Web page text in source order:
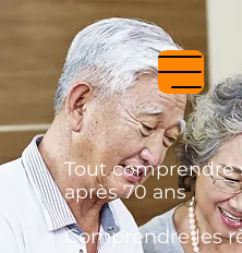
Tout comprendre
après 70 ans
Comprendre les